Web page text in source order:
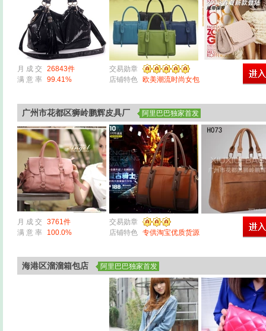
月 成 交 26843件
交易勋章
满 意 率 99.41% 店铺特色 欧美潮流时尚女包
广州市花都区狮岭鹏辉皮具厂 阿里巴巴独家首发
月 成 交 3761件
交易勋章
满 意 率
100.0% 店铺特色 专供淘宝优质货源
海港区溜溜箱包店 阿里巴巴独家首发